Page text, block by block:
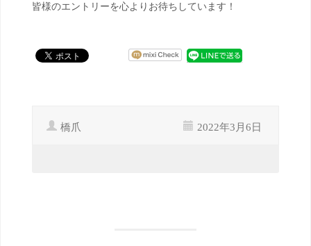
皆様のエントリーを心よりお待ちしています！
橋爪 2022年3月6日